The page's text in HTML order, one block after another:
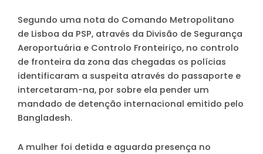
Segundo uma nota do Comando Metropolitano
de Lisboa da PSP, através da Divisão de Segurança
Aeroportuária e Controlo Fronteiriço, no controlo
de fronteira da zona das chegadas os polícias
identificaram a suspeita através do passaporte e
intercetaram-na, por sobre ela pender um
mandado de detenção internacional emitido pelo
Bangladesh.
A mulher foi detida e aguarda presença no